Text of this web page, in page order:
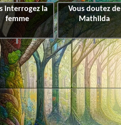
interrogez la
femme
Vous doutez de
Mathilda